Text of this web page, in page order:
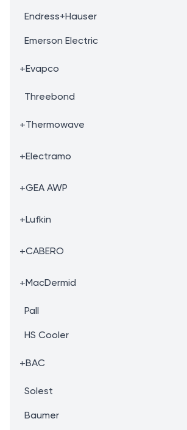
Endress+Hauser
Emerson Electric
+Evapco
Threebond
+Thermowave
+Electramo
+GEA AWP
+Lufkin
+CABERO
+MacDermid
Pall
HS Cooler
+BAC
Solest
Baumer